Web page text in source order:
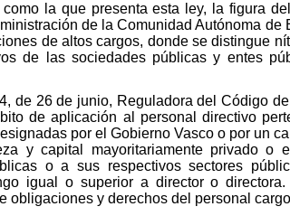
la que presenta esta ley, la figura
de la Comunidad Autónoma
de altos cargos, donde se distingue
de las sociedades públicas y entes
de 26 de junio, Reguladora del Código
de aplicación al personal directivo
por el Gobierno Vasco o por un
y capital mayoritariamente privado o
o a sus respectivos sectores
igual o superior a director o
obligaciones y derechos del personal